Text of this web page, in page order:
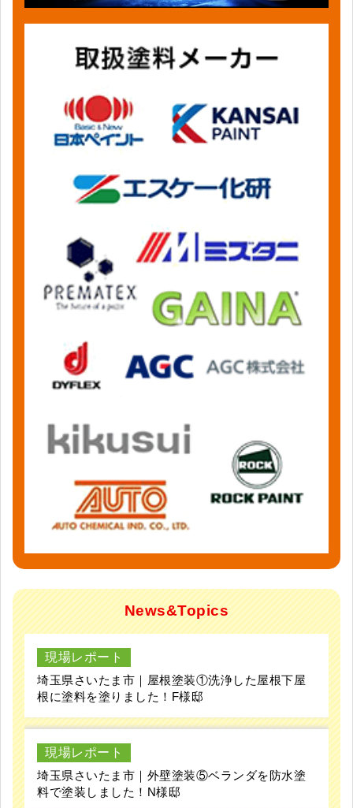
News&Topics
現場レポート
埼玉県さいたま市｜屋根塗装①洗浄した屋根下屋
根に塗料を塗りました！F様邸
現場レポート
埼玉県さいたま市｜外壁塗装⑤ベランダを防水塗
料で塗装しました！N様邸